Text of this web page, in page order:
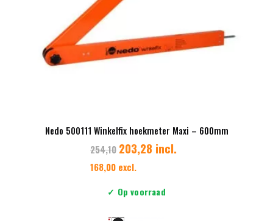
Nedo 500111 Winkelfix hoekmeter Maxi – 600mm
254,10 203,28 incl.
168,00 excl.
✓ Op voorraad